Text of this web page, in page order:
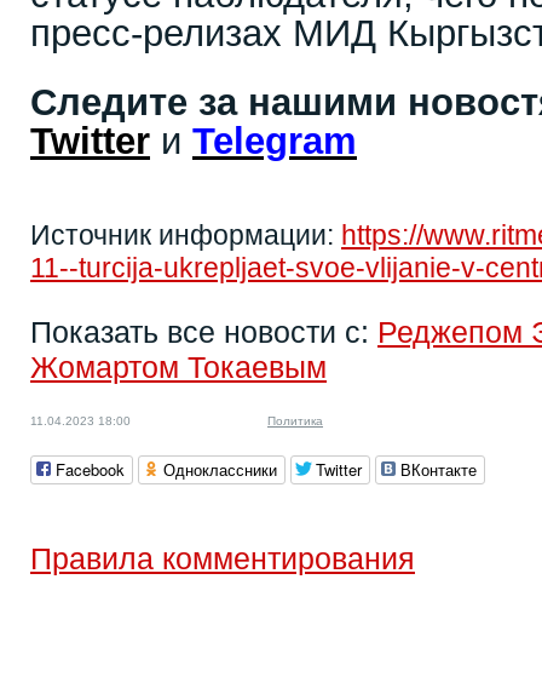
пресс-релизах МИД
Следите за нашими
Twitter и Telegram
Источник информации: https://
11--turcija-ukrepljaet-svoe-vlijanie-v-
Показать все новости с: Реджепом
Жомартом Токаевым
11.04.2023 18:00 Политика
Facebook Одноклассники Twitter ВКонтакте
Правила комментирования